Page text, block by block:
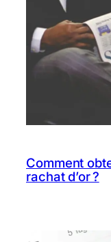
Comment
rachat d’or ?